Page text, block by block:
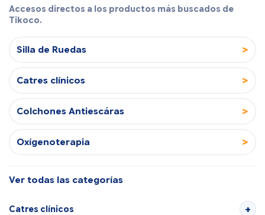
Accesos directos a los productos más buscados de
Tikoco.
Silla de Ruedas >
Catres clínicos >
Colchones Antiescáras >
Oxígenoterapia >
Ver todas las categorías
Catres clínicos